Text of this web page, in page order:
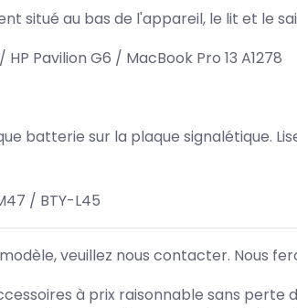
situé au bas de l'appareil, le lit et le
Pavilion G6 / MacBook Pro 13 A1278
batterie sur la plaque signalétique.
/ BTY-L45
veuillez nous contacter. Nous
à prix raisonnable sans